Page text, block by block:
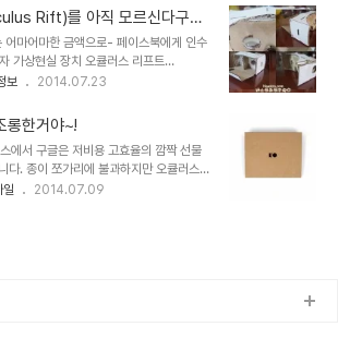
디스플레이 기술(QHD, UHD)을 스마
생겼기 때문입니다. 바로 자작 오큘러스
카드보드가 그 주인공입니다. 아직 초기
다 뿐이지 소리소문없이 퍼지고 있는 분
위 안에 들어설 것으로 보입니다. 그리
Rift)를 아직 모르신다구
마어마한 금액으로- 페이스북에게 인수
가상현실 장치 오큘러스 리프트
개발자 대회인 I/O컨퍼런스에서 -어
선물로 나눠줘서 또 한번 화제가 되었
제로 포스팅하기도 했습니다. 구글은 페이
간단히 그걸 한번 따라 해본다고 하나를
니다.만드는 솜씨기 부족했지만 사용해
더군요. ㅎ 아래는 제가 만든 허접 카드
보 2014.07.23
롱한거야~!
에서 구글은 저비용 고효율의 깜짝 선물
다. 종이 쪼가리에 불과하지만 오큘러스
바 없는 CardBoard가 바로 그것입니
같은 걸 부담없이 갖게 했으니 말이죠.이
2014.07.09